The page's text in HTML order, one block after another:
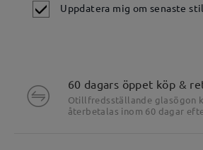
Uppdatera mig om senaste
60 dagars öppet köp &
Otillfredsställande glasögon
återbetalas inom 60 dagar